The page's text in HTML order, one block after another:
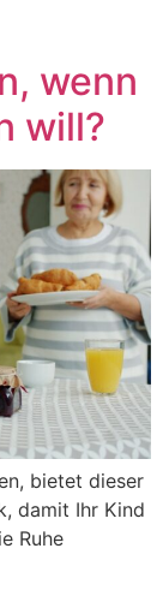
wenn
will?
bietet dieser
damit Ihr Kind
Ruhe